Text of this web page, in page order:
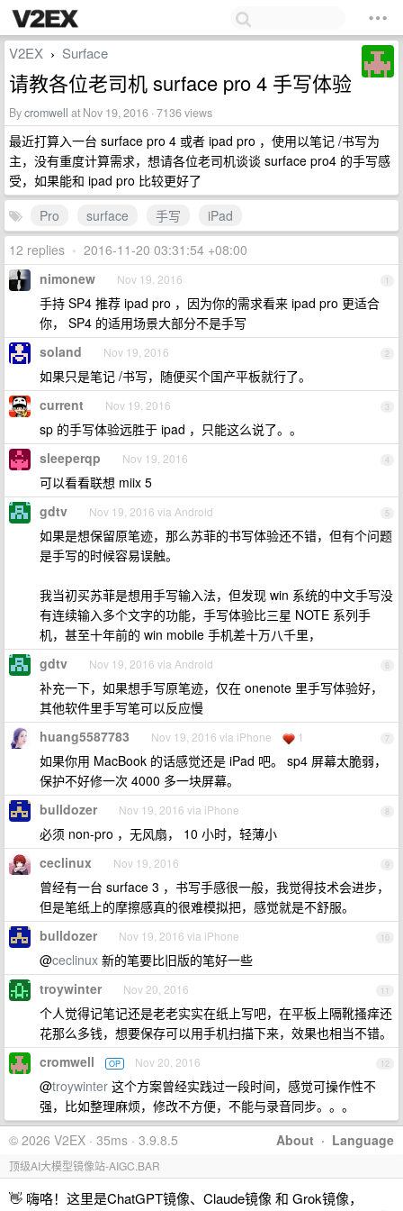
V2EX › Surface
请教各位老司机 surface pro 4 手写体验
Bycromwell at Nov 19, 2016 · 7136 views
最近打算入一台 surface pro 4 或者 ipad pro ，使用以笔记 /书写为
主，没有重度计算需求，想请各位老司机谈谈 surface pro4 的手写感
受，如果能和 ipad pro 比较更好了
Pro
surface 手写
iPad
12 replies • 2016-11-20 03:31:54 +08:00
1
nimonew Nov 19, 2016
手持 SP4 推荐 ipad pro ，因为你的需求看来 ipad pro 更适合
你， SP4 的适用场景大部分不是手写
2
soland Nov 19, 2016
如果只是笔记 /书写，随便买个国产平板就行了。
3
current Nov 19, 2016
sp 的手写体验远胜于 ipad ，只能这么说了。。
4
sleeperqp Nov 19, 2016
可以看看联想 miix 5
5
gdtv Nov 19, 2016 via Android
如果是想保留原笔迹，那么苏菲的书写体验还不错，但有个问题
是手写的时候容易误触。
我当初买苏菲是想用手写输入法，但发现 win 系统的中文手写没
有连续输入多个文字的功能，手写体验比三星 NOTE 系列手
机，甚至十年前的 win mobile 手机差十万八千里，
6
gdtv Nov 19, 2016 via Android
补充一下，如果想手写原笔迹，仅在 onenote 里手写体验好，
其他软件里手写笔可以反应慢
7
huang5587783 Nov 19, 2016 via iPhone 1
如果你用 MacBook 的话感觉还是 iPad 吧。 sp4 屏幕太脆弱，
保护不好修一次 4000 多一块屏幕。
8
bulldozer Nov 19, 2016 via iPhone
必须 non-pro ，无风扇， 10 小时，轻薄小
9
ceclinux Nov 19, 2016
曾经有一台 surface 3 ，书写手感很一般，我觉得技术会进步，
但是笔纸上的摩擦感真的很难模拟把，感觉就是不舒服。
10
bulldozer Nov 19, 2016 via iPhone
@ceclinux 新的笔要比旧版的笔好一些
11
troywinter Nov 20, 2016
个人觉得记笔记还是老老实实在纸上写吧，在平板上隔靴搔痒还
花那么多钱，想要保存可以用手机扫描下来，效果也相当不错。
12
cromwell OP Nov 20, 2016
@troywinter 这个方案曾经实践过一段时间，感觉可操作性不
强，比如整理麻烦，修改不方便，不能与录音同步。。。
About · Language
© 2026 V2EX · 35ms · 3.9.8.5
顶级AI大模型镜像站-AIGC.BAR
👋 嗨咯！这里是ChatGPT镜像、Claude镜像 和 Grok镜像，